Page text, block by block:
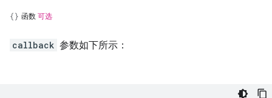
函数 可选
callback 参数如下所示：